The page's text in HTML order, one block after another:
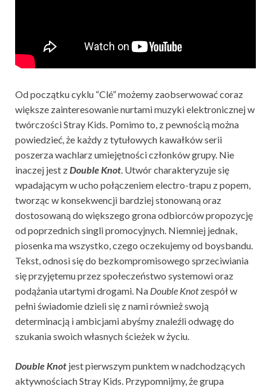
Od początku cyklu “Clé” możemy zaobserwować coraz
większe zainteresowanie nurtami muzyki elektronicznej w
twórczości Stray Kids. Pomimo to, z pewnością można
powiedzieć, że każdy z tytułowych kawałków serii
poszerza wachlarz umiejętności członków grupy. Nie
inaczej jest zDouble Knot. Utwór charakteryzuje się
wpadającym w ucho połączeniem electro-trapu z popem,
tworząc w konsekwencji bardziej stonowaną oraz
dostosowaną do większego grona odbiorców propozycję
od poprzednich singli promocyjnych. Niemniej jednak,
piosenka ma wszystko, czego oczekujemy od boysbandu.
Tekst, odnosi się do bezkompromisowego sprzeciwiania
się przyjętemu przez społeczeństwo systemowi oraz
podążania utartymi drogami. Na Double Knotzespół w
pełni świadomie dzieli się z nami również swoją
determinacją i ambicjami abyśmy znaleźli odwagę do
szukania swoich własnych ścieżek w życiu.
Double Knot jest pierwszym punktem w nadchodzących
aktywnościach Stray Kids. Przypomnijmy, że grupa